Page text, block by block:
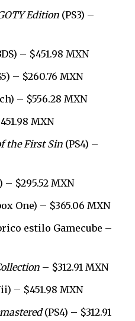
dirección de correo eletrónico
No te preocupes,
correo basura a tu
11,243
Edition (PS3) –
– $451.98 MXN
– $260.76 MXN
– $556.28 MXN
MXN
the First Sin (PS4) –
– $295.52 MXN
One) – $365.06 MXN
estilo Gamecube –
– $312.91 MXN
– $451.98 MXN
(PS4) – $312.91